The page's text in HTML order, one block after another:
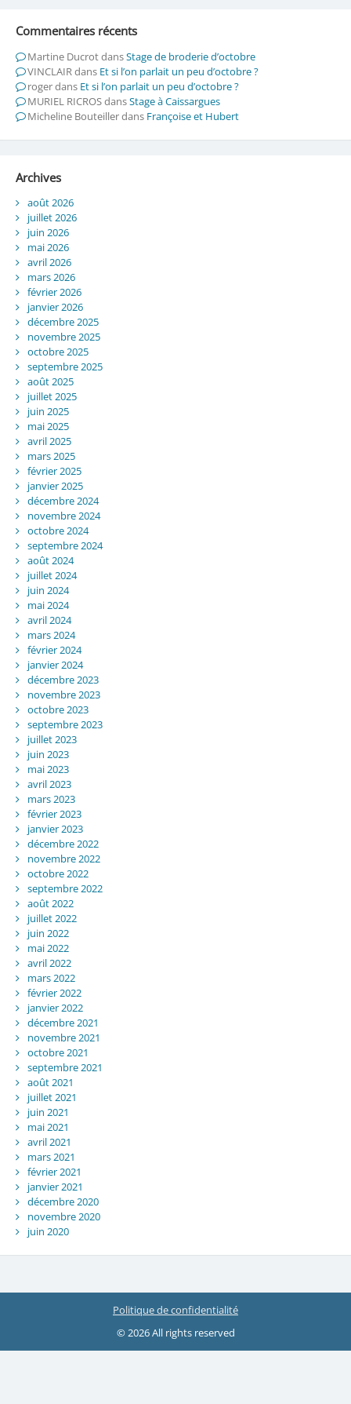
Commentaires récents
Martine DucrotdansStage de broderie d’octobre
VINCLAIRdans Et si l’on parlait un peu d’octobre ?
rogerdans Et si l’on parlait un peu d’octobre ?
MURIEL RICROSdansStage à Caissargues
Micheline Bouteillerdans Françoise et Hubert
Archives
août 2026
juillet 2026
juin 2026
mai 2026
avril 2026
mars 2026
février 2026
janvier 2026
décembre 2025
novembre 2025
octobre 2025
septembre 2025
août 2025
juillet 2025
juin 2025
mai 2025
avril 2025
mars 2025
février 2025
janvier 2025
décembre 2024
novembre 2024
octobre 2024
septembre 2024
août 2024
juillet 2024
juin 2024
mai 2024
avril 2024
mars 2024
février 2024
janvier 2024
décembre 2023
novembre 2023
octobre 2023
septembre 2023
juillet 2023
juin 2023
mai 2023
avril 2023
mars 2023
février 2023
janvier 2023
décembre 2022
novembre 2022
octobre 2022
septembre 2022
août 2022
juillet 2022
juin 2022
mai 2022
avril 2022
mars 2022
février 2022
janvier 2022
décembre 2021
novembre 2021
octobre 2021
septembre 2021
août 2021
juillet 2021
juin 2021
mai 2021
avril 2021
mars 2021
février 2021
janvier 2021
décembre 2020
novembre 2020
juin 2020
Politique de confidentialité
© 2026 All rights reserved